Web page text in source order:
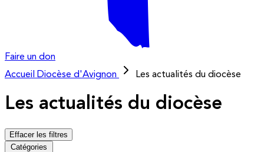
Faire un don
Accueil
Diocèse d'Avignon Les actualités du diocèse
Les actualités du diocèse
Effacer les filtres
Catégories